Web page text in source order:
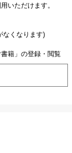
いただけます。
なくなります)
籍」の登録・閲覧